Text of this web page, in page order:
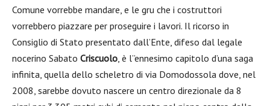
Comune vorrebbe mandare, e le gru che i costruttori
vorrebbero piazzare per proseguire i lavori. Il ricorso in
Consiglio di Stato presentato dall’Ente, difeso dal legale
nocerino Sabato Criscuolo, è l”ennesimo capitolo d’una saga
infinita, quella dello scheletro di via Domodossola dove, nel
2008, sarebbe dovuto nascere un centro direzionale da 8